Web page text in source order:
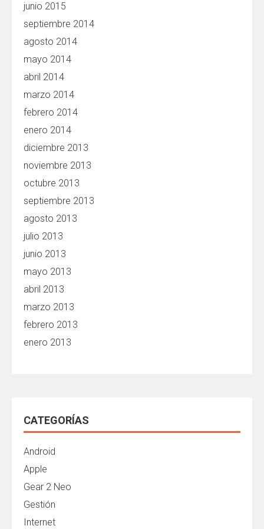
junio 2015
septiembre 2014
agosto 2014
mayo 2014
abril 2014
marzo 2014
febrero 2014
enero 2014
diciembre 2013
noviembre 2013
octubre 2013
septiembre 2013
agosto 2013
julio 2013
junio 2013
mayo 2013
abril 2013
marzo 2013
febrero 2013
enero 2013
CATEGORÍAS
Android
Apple
Gear 2 Neo
Gestión
Internet